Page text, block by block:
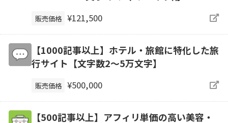
販売価格 ¥121,500
【1000記事以上】ホテル・旅館に特化した旅
行サイト【文字数2〜5万文字】
販売価格 ¥500,000
【500記事以上】アフィリ単価の高い美容・